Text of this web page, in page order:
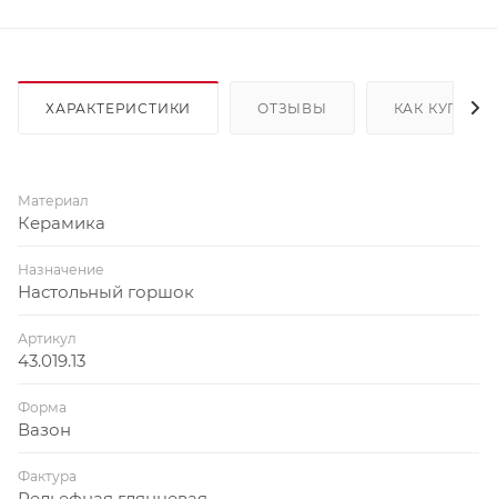
ХАРАКТЕРИСТИКИ ОТЗЫВЫ КАК КУПИТЬ
Материал
Керамика
Назначение
Настольный горшок
Артикул
43.019.13
Форма
Вазон
Фактура